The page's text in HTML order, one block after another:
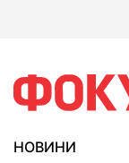
НОВИНИ